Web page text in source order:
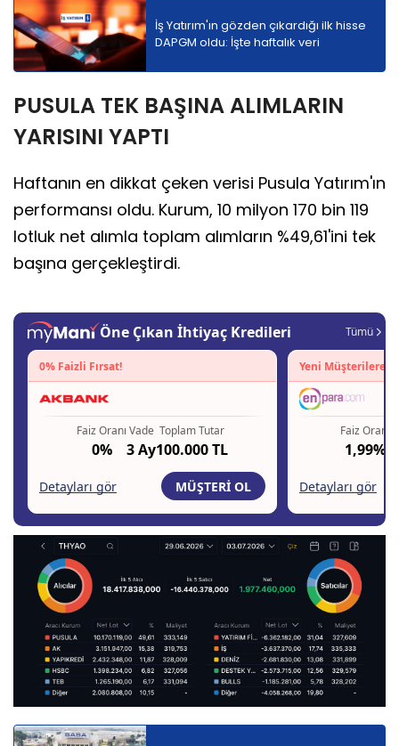
İş Yatırım'ın gözden çıkardığı ilk hisse
DAPGM oldu: İşte haftalık veri
PUSULA TEK BAŞINA ALIMLARIN
YARISINI YAPTI
Haftanın en dikkat çeken verisi Pusula Yatırım'ın
performansı oldu. Kurum, 10 milyon 170 bin 119
lotluk net alımla toplam alımların %49,61'ini tek
başına gerçekleştirdi.